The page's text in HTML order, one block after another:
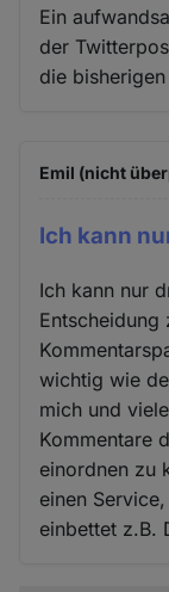
Ein
der
die
Emil (nicht
Ich kann
Ich kann nur
Entscheidung
wichtig wie
mich und
Kommentare
einordnen zu
einen
einbettet z.B.